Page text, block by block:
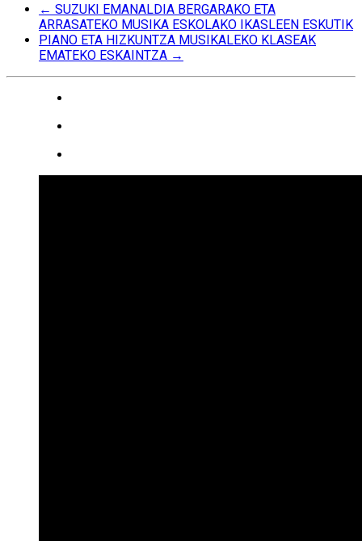
← SUZUKI EMANALDIA BERGARAKO ETA
ARRASATEKO MUSIKA ESKOLAKO IKASLEEN ESKUTIK
PIANO ETA HIZKUNTZA MUSIKALEKO KLASEAK
EMATEKO ESKAINTZA →